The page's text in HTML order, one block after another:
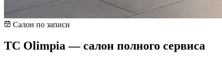
Салон по записи
TC Olimpia — салон полного сервиса